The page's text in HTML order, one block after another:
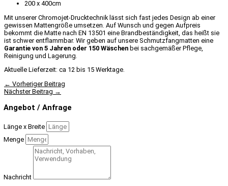
200 x 400cm
Mit unserer Chromojet-Drucktechnik lässt sich fast jedes Design ab einer
gewissen Mattengröße umsetzen. Auf Wunsch und gegen Aufpreis
bekommt die Matte nach EN 13501 eine Brandbeständigkeit, das heißt sie
ist schwer entflammbar. Wir geben auf unsere Schmutzfangmatten eine
Garantie von 5 Jahren oder 150 Wäschen bei sachgemäßer Pflege,
Reinigung und Lagerung.
Aktuelle Lieferzeit: ca 12 bis 15 Werktage.
← Vorheriger Beitrag
Nächster Beitrag →
Angebot / Anfrage
Länge x Breite
Menge
Nachricht